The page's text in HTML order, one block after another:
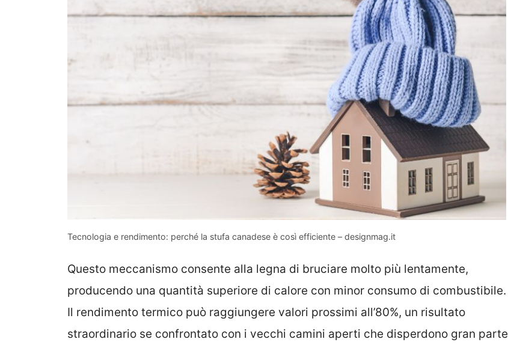
Tecnologia e rendimento: perché la stufa canadese è così efficiente – designmag.it
Questo meccanismo consente alla legna di bruciare molto più lentamente,
producendo una quantità superiore di calore con minor consumo di combustibile.
Il rendimento termico può raggiungere valori prossimi all’80%, un risultato
straordinario se confrontato con i vecchi camini aperti che disperdono gran parte